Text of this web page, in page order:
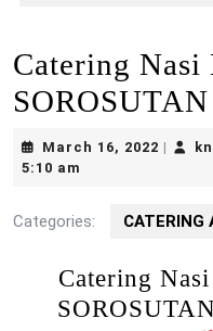
Catering
March 16, 2022 March
5:10 am
Categories: CATERING
Catering